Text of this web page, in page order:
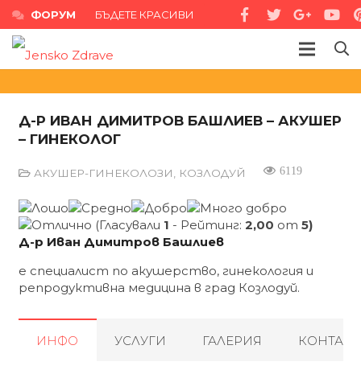
ФОРУМ БЪДЕТЕ КРАСИВИ
Д-Р ИВАН ДИМИТРОВ БАШЛИЕВ – АКУШЕР
– ГИНЕКОЛОГ
АКУШЕР-ГИНЕКОЛОЗИ КОЗЛОДУЙ 6119
(Гласували 1 - Рейтинг: 2,00 от 5)
Д-р Иван Димитров Башлиев
е специалист по акушерство, гинекология и
репродуктивна медицина в град Козлодуй.
ИНФО УСЛУГИ ГАЛЕРИЯ